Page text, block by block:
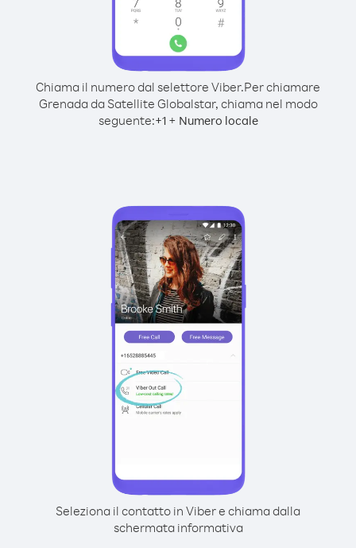
Chiama il numero dal selettore Viber.Per chiamare
Grenada da Satellite Globalstar, chiama nel modo
seguente:+1+ Numero locale
Seleziona il contatto in Viber e chiama dalla
schermata informativa